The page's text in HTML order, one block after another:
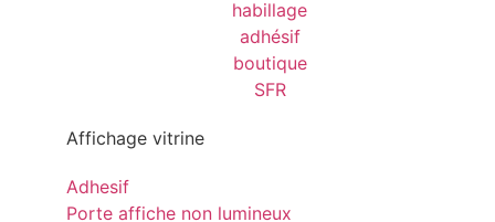
Affichage vitrine
Adhesif
Porte affiche non lumineux